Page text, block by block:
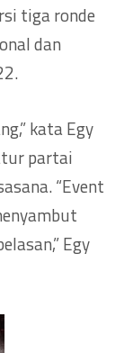
tiga ronde
dan
kata Egy
partai
“Event
Egy